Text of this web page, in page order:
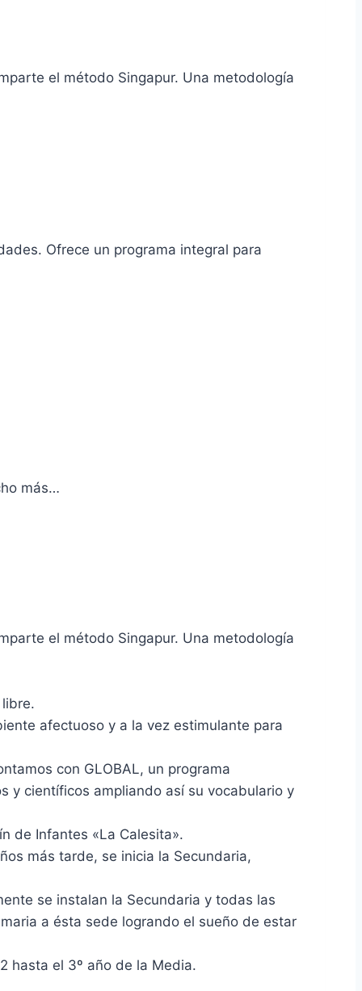
el método Singapur. Una metodología
Ofrece un programa integral para
más…
el método Singapur. Una metodología
afectuoso y a la vez estimulante para
con GLOBAL, un programa
y científicos ampliando así su vocabulario y
de Infantes «La Calesita».
más tarde, se inicia la Secundaria,
se instalan la Secundaria y todas las
a ésta sede logrando el sueño de estar
hasta el 3º año de la Media.